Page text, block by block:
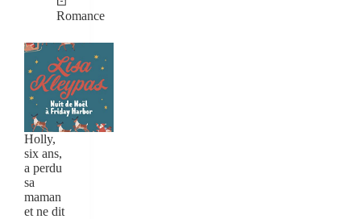
Romance
Holly,
six ans,
a perdu
sa
maman
et ne dit